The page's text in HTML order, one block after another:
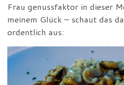
Frau genussfaktor in dieser
meinem Glück – schaut das
ordentlich aus: